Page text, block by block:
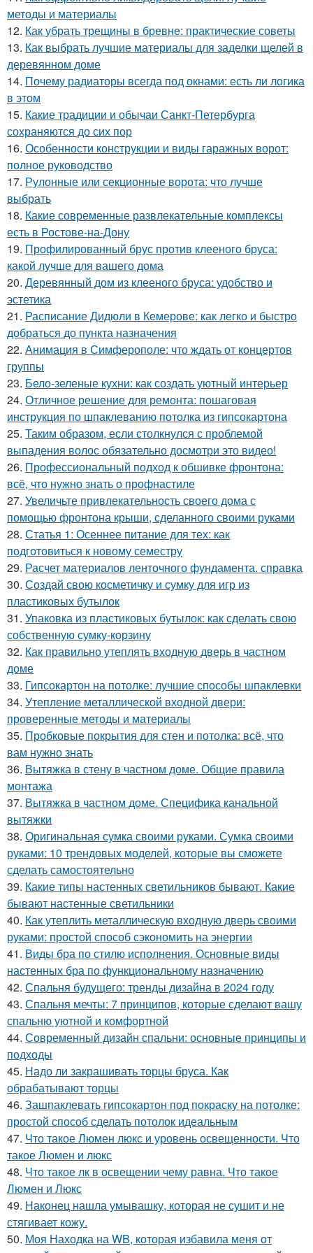
методы и материалы
12. Как убрать трещины в бревне: практические советы
13. Как выбрать лучшие материалы для заделки щелей в
деревянном доме
14. Почему радиаторы всегда под окнами: есть ли логика
в этом
15. Какие традиции и обычаи Санкт-Петербурга
сохраняются до сих пор
16. Особенности конструкции и виды гаражных ворот:
полное руководство
17. Рулонные или секционные ворота: что лучше
выбрать
18. Какие современные развлекательные комплексы
есть в Ростове-на-Дону
19. Профилированный брус против клееного бруса:
какой лучше для вашего дома
20. Деревянный дом из клееного бруса: удобство и
эстетика
21. Расписание Дидюли в Кемерове: как легко и быстро
добраться до пункта назначения
22. Анимация в Симферополе: что ждать от концертов
группы
23. Бело-зеленые кухни: как создать уютный интерьер
24. Отличное решение для ремонта: пошаговая
инструкция по шпаклеванию потолка из гипсокартона
25. Таким образом, если столкнулся с проблемой
выпадения волос обязательно досмотри это видео!
26. Профессиональный подход к обшивке фронтона:
всё, что нужно знать о профнастиле
27. Увеличьте привлекательность своего дома с
помощью фронтона крыши, сделанного своими руками
28. Статья 1: Осеннее питание для тех: как
подготовиться к новому семестру
29. Расчет материалов ленточного фундамента. справка
30. Создай свою косметичку и сумку для игр из
пластиковых бутылок
31. Упаковка из пластиковых бутылок: как сделать свою
собственную сумку-корзину
32. Как правильно утеплять входную дверь в частном
доме
33. Гипсокартон на потолке: лучшие способы шпаклевки
34. Утепление металлической входной двери:
проверенные методы и материалы
35. Пробковые покрытия для стен и потолка: всё, что
вам нужно знать
36. Вытяжка в стену в частном доме. Общие правила
монтажа
37. Вытяжка в частном доме. Специфика канальной
вытяжки
38. Оригинальная сумка своими руками. Сумка своими
руками: 10 трендовых моделей, которые вы сможете
сделать самостоятельно
39. Какие типы настенных светильников бывают. Какие
бывают настенные светильники
40. Как утеплить металлическую входную дверь своими
руками: простой способ сэкономить на энергии
41. Виды бра по стилю исполнения. Основные виды
настенных бра по функциональному назначению
42. Спальня будущего: тренды дизайна в 2024 году
43. Спальня мечты: 7 принципов, которые сделают вашу
спальню уютной и комфортной
44. Современный дизайн спальни: основные принципы и
подходы
45. Надо ли закрашивать торцы бруса. Как
обрабатывают торцы
46. Зашпаклевать гипсокартон под покраску на потолке:
простой способ сделать потолок идеальным
47. Что такое Люмен люкс и уровень освещенности. Что
такое Люмен и люкс
48. Что такое лк в освещении чему равна. Что такое
Люмен и Люкс
49. Наконец нашла умывашку, которая не сушит и не
стягивает кожу.
50. Моя Находка на WB, которая избавила меня от